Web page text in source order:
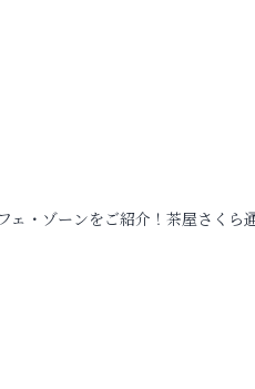
・ゾーンをご紹介！茶屋さくら